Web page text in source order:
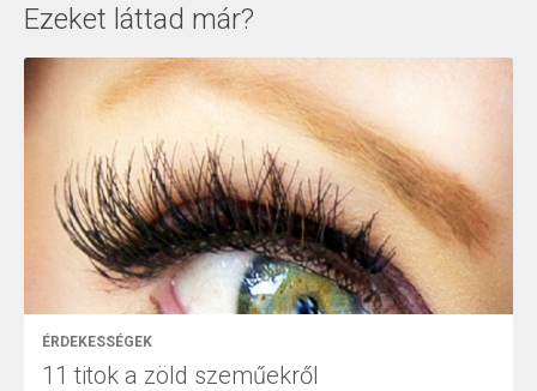
Ezeket láttad már?
ÉRDEKESSÉGEK
11 titok a zöld szeműekről